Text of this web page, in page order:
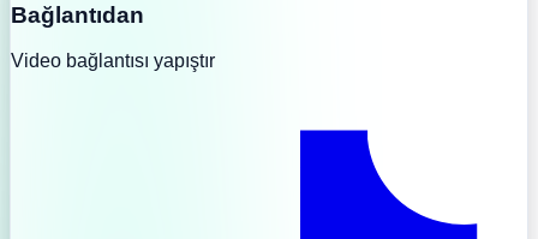
Bağlantıdan
Video bağlantısı yapıştır